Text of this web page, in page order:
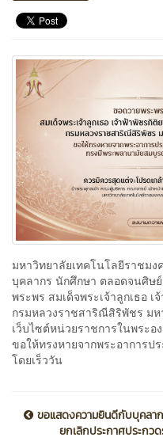
มหาวิทยาลัยเทคโนโลยีราชม
บุคลากร นักศึกษา ตลอดจนศิษ
พระพร สมเด็จพระเจ้าลูกเธอ
กรมหลวงราชสาริณีสิริพัชร ม
เว็บไซต์หน่วยราชการในพระอง
ขอให้ทรงหายจากพระอาการ
โดยเร็ววัน
ขอแสดงความยินดีกับบุคลาก
ยกเลิกประกาศประกว